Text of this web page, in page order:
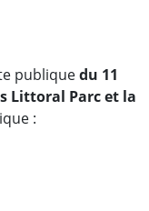
publiquedu 11
Littoral Parc et la
: